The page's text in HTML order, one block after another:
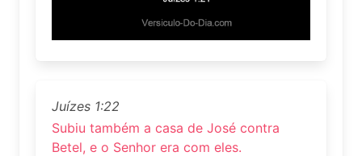
Juízes 1:22
Subiu também a casa de José contra
Betel, e o Senhor era com eles.